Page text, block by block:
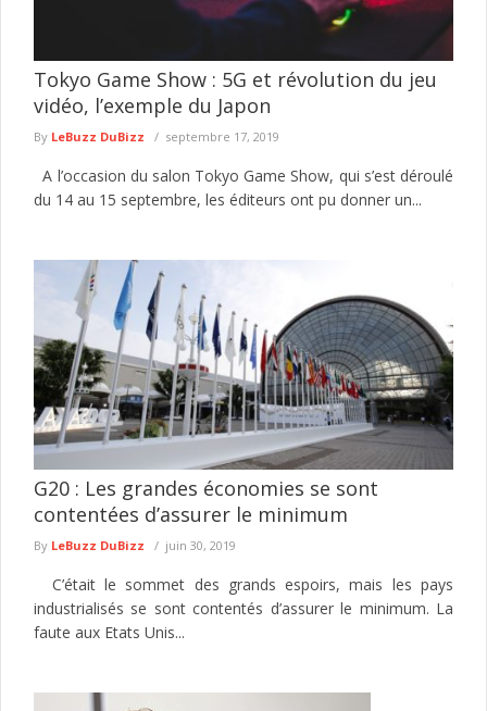
Tokyo Game Show : 5G et révolution du jeu
vidéo, l’exemple du Japon
By LeBuzz DuBizz septembre 17, 2019
A l’occasion du salon Tokyo Game Show, qui s’est déroulé
du 14 au 15 septembre, les éditeurs ont pu donner un...
G20 : Les grandes économies se sont
contentées d’assurer le minimum
By LeBuzz DuBizz juin 30, 2019
C’était le sommet des grands espoirs, mais les pays
industrialisés se sont contentés d’assurer le minimum. La
faute aux Etats Unis...